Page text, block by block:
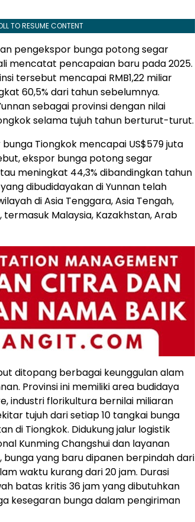
TO RESUME CONTENT
pengekspor bunga potong segar
mencatat pencapaian baru pada 2025.
tersebut mencapai RMB1,22 miliar
60,5% dari tahun sebelumnya.
sebagai provinsi dengan nilai
selama tujuh tahun berturut-turut.
Tiongkok mencapai US$579 juta
ekspor bunga potong segar
meningkat 44,3% dibandingkan tahun
dibudidayakan di Yunnan telah
di Asia Tenggara, Asia Tengah,
termasuk Malaysia, Kazakhstan, Arab
ditopang berbagai keunggulan alam
Provinsi ini memiliki area budidaya
industri florikultura bernilai miliaran
tujuh dari setiap 10 tangkai bunga
di Tiongkok. Didukung jalur logistik
Kunming Changshui dan layanan
yang baru dipanen berpindah dari
waktu kurang dari 20 jam. Durasi
batas kritis 36 jam yang dibutuhkan
kesegaran bunga dalam pengiriman